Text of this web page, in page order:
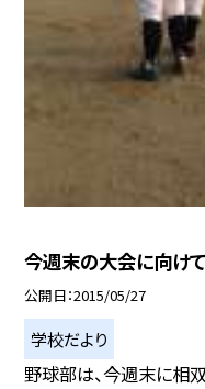
今週末の大会に向け
公開日 2015/05/27
学校だより
野球部は、今週末に相